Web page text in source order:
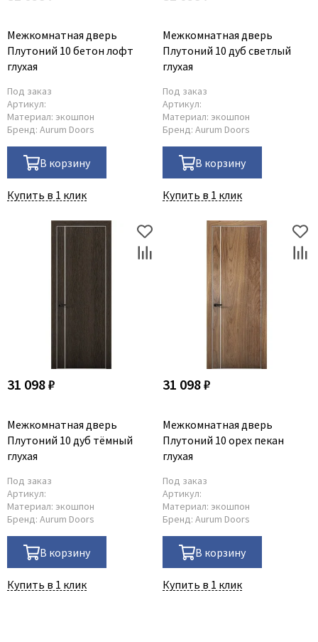
Межкомнатная дверь
Плутоний 10 бетон лофт
глухая
Под заказ
Артикул:
Материал: экошпон
Бренд: Aurum Doors
В корзину
Купить в 1 клик
Межкомнатная дверь
Плутоний 10 дуб светлый
глухая
Под заказ
Артикул:
Материал: экошпон
Бренд: Aurum Doors
В корзину
Купить в 1 клик
31 098 ₽
Межкомнатная дверь
Плутоний 10 дуб тёмный
глухая
Под заказ
Артикул:
Материал: экошпон
Бренд: Aurum Doors
В корзину
Купить в 1 клик
31 098 ₽
Межкомнатная дверь
Плутоний 10 орех пекан
глухая
Под заказ
Артикул:
Материал: экошпон
Бренд: Aurum Doors
В корзину
Купить в 1 клик